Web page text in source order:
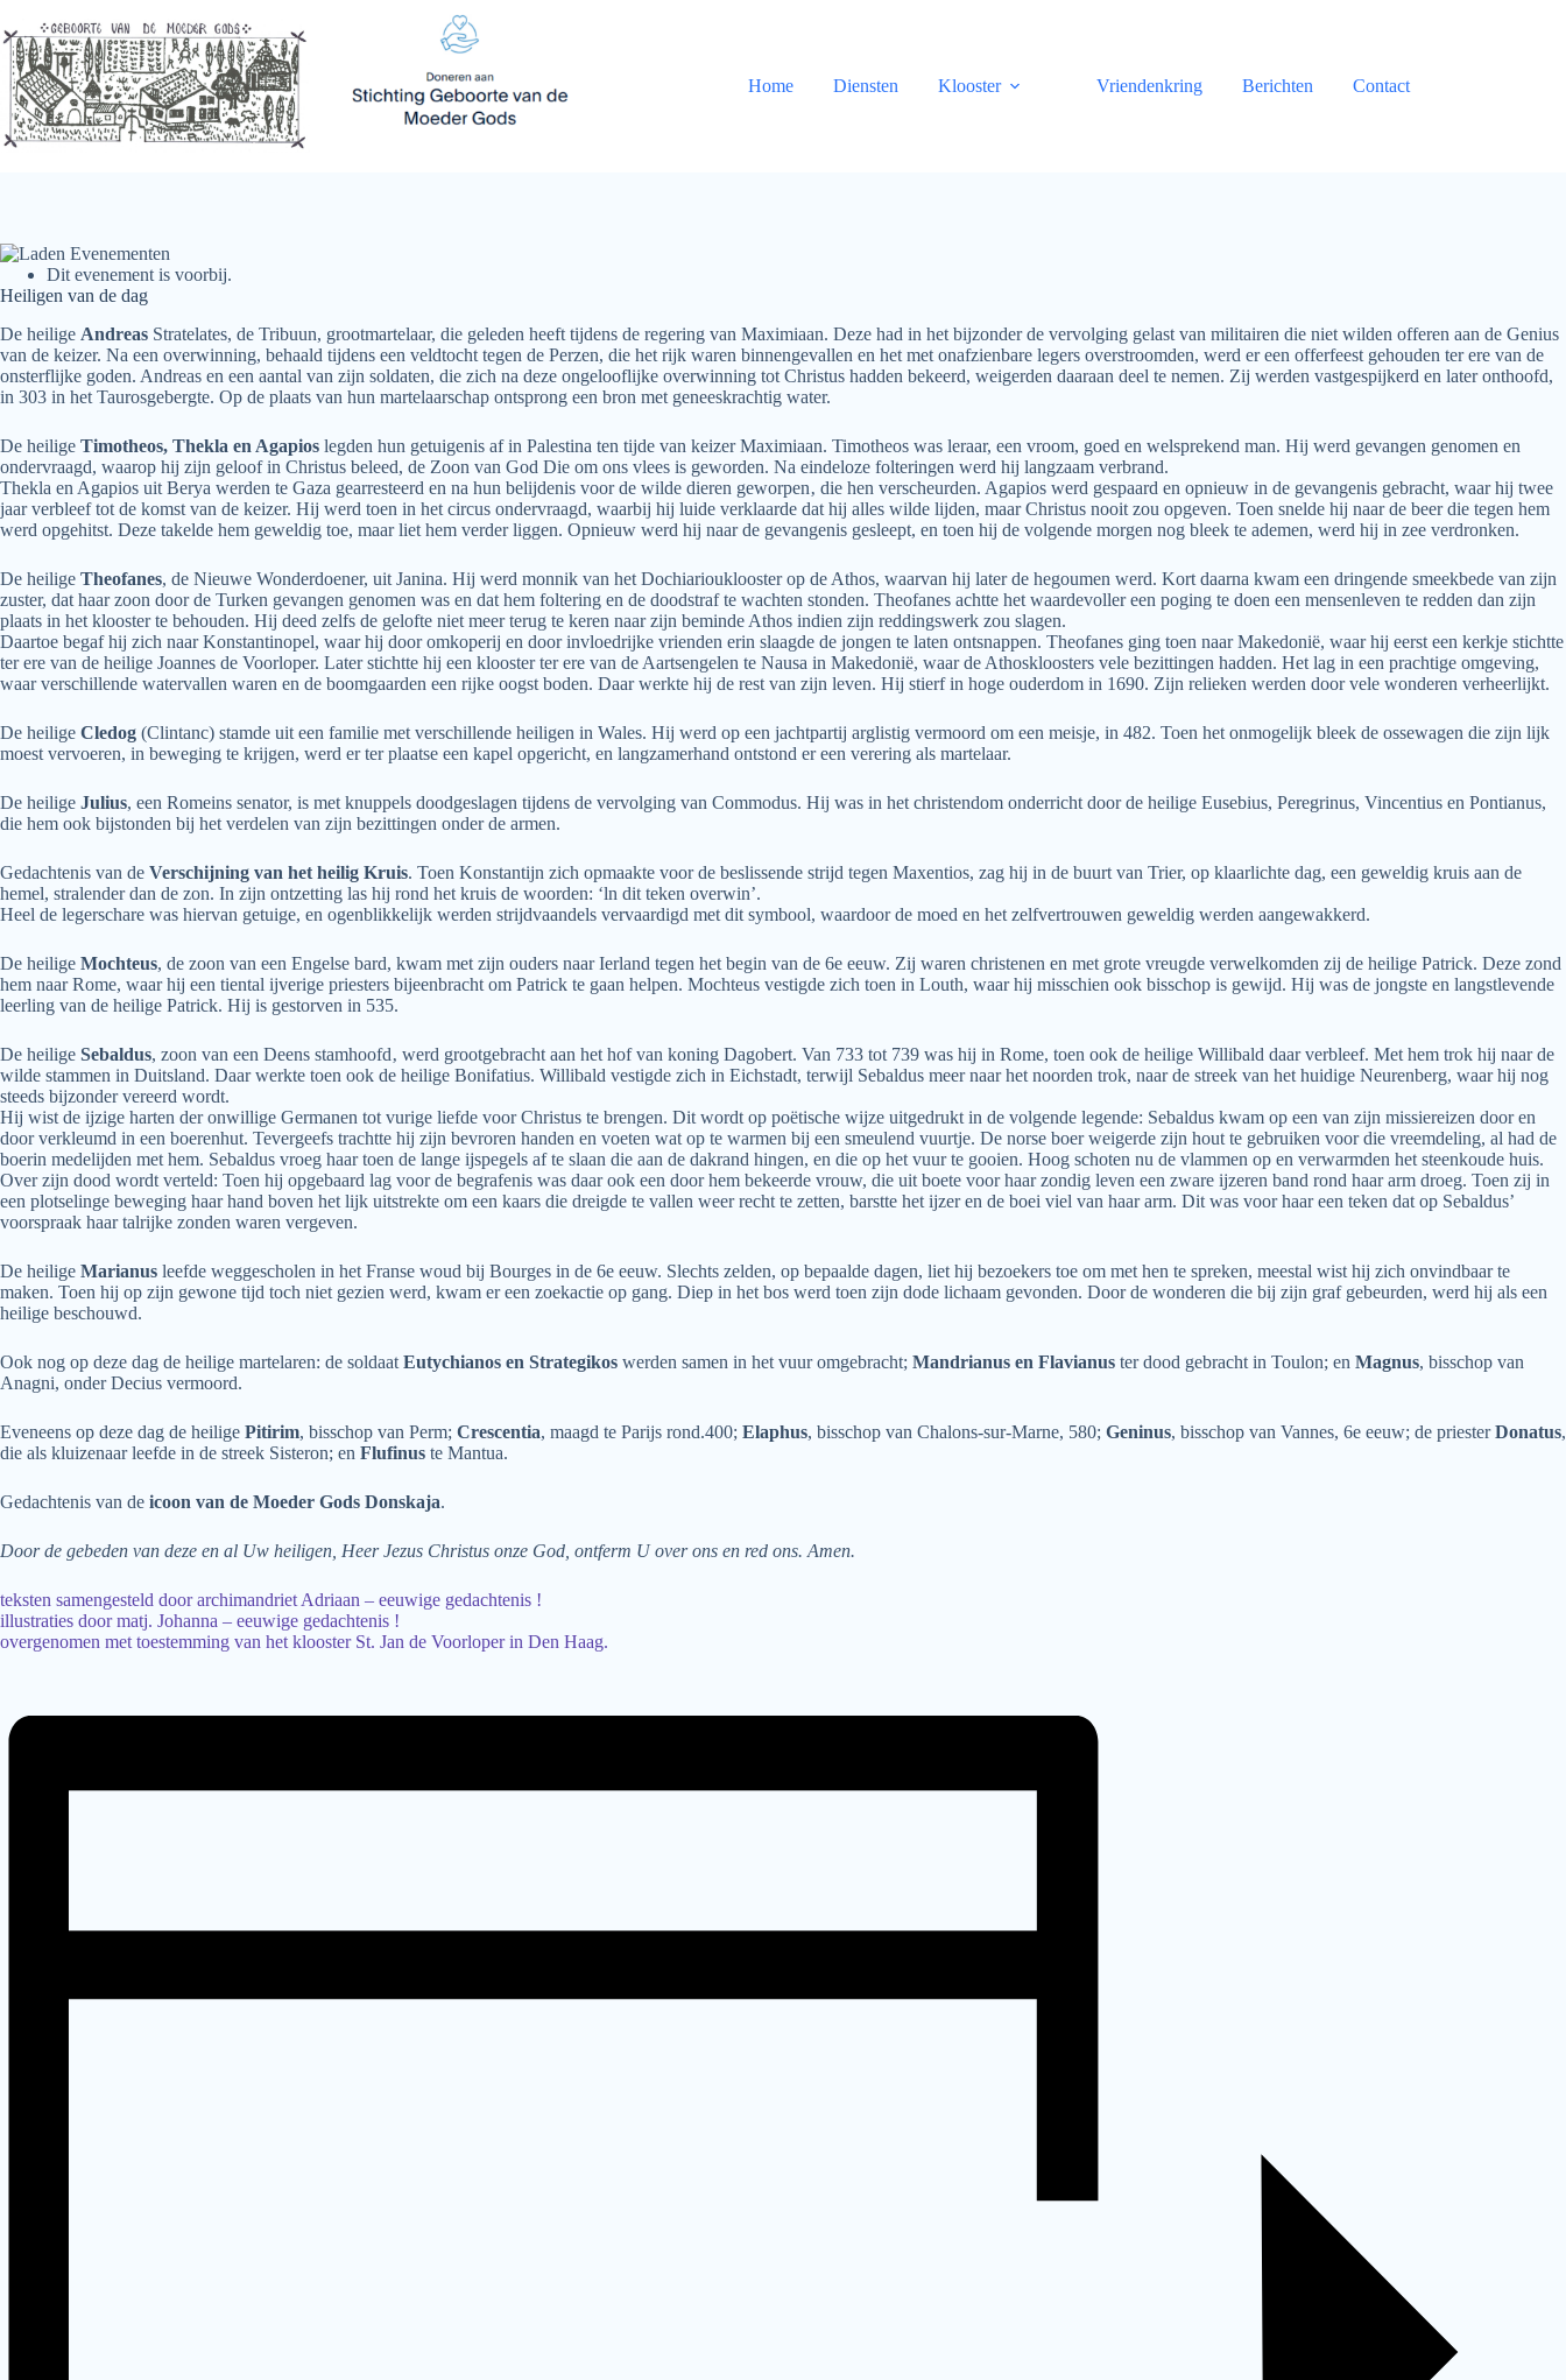
naar
de
inhoud
Home Diensten Klooster Vriendenkring Berichten Contact
Dit evenement is voorbij.
Heiligen van de dag
De heilige Andreas Stratelates, de Tribuun, grootmartelaar, die geleden heeft tijdens de regering van Maximiaan. Deze had in het bijzonder de vervolging gelast van militairen die niet wilden offeren aan de Genius
van de keizer. Na een overwinning, behaald tijdens een veldtocht tegen de Perzen, die het rijk waren binnengevallen en het met onafzienbare legers overstroomden, werd er een offerfeest gehouden ter ere van de
onsterflijke goden. Andreas en een aantal van zijn soldaten, die zich na deze ongelooflijke overwinning tot Christus hadden bekeerd, weigerden daaraan deel te nemen. Zij werden vastgespijkerd en later onthoofd,
in 303 in het Taurosgebergte. Op de plaats van hun martelaarschap ontsprong een bron met geneeskrachtig water.
De heilige Timotheos, Thekla en Agapios legden hun getuigenis af in Palestina ten tijde van keizer Maximiaan. Timotheos was leraar, een vroom, goed en welsprekend man. Hij werd gevangen genomen en
ondervraagd, waarop hij zijn geloof in Christus beleed, de Zoon van God Die om ons vlees is geworden. Na eindeloze folteringen werd hij langzaam verbrand.
Thekla en Agapios uit Berya werden te Gaza gearresteerd en na hun belijdenis voor de wilde dieren geworpen‚ die hen verscheurden. Agapios werd gespaard en opnieuw in de gevangenis gebracht, waar hij twee
jaar verbleef tot de komst van de keizer. Hij werd toen in het circus ondervraagd, waarbij hij luide verklaarde dat hij alles wilde lijden, maar Christus nooit zou opgeven. Toen snelde hij naar de beer die tegen hem
werd opgehitst. Deze takelde hem geweldig toe, maar liet hem verder liggen. Opnieuw werd hij naar de gevangenis gesleept, en toen hij de volgende morgen nog bleek te ademen, werd hij in zee verdronken.
De heilige Theofanes, de Nieuwe Wonderdoener, uit Janina. Hij werd monnik van het Dochiariouklooster op de Athos, waarvan hij later de hegoumen werd. Kort daarna kwam een dringende smeekbede van zijn
zuster, dat haar zoon door de Turken gevangen genomen was en dat hem foltering en de doodstraf te wachten stonden. Theofanes achtte het waardevoller een poging te doen een mensenleven te redden dan zijn
plaats in het klooster te behouden. Hij deed zelfs de gelofte niet meer terug te keren naar zijn beminde Athos indien zijn reddingswerk zou slagen.
Daartoe begaf hij zich naar Konstantinopel, waar hij door omkoperij en door invloedrijke vrienden erin slaagde de jongen te laten ontsnappen. Theofanes ging toen naar Makedonië, waar hij eerst een kerkje stichtte
ter ere van de heilige Joannes de Voorloper. Later stichtte hij een klooster ter ere van de Aartsengelen te Nausa in Makedonië, waar de Athoskloosters vele bezittingen hadden. Het lag in een prachtige omgeving,
waar verschillende watervallen waren en de boomgaarden een rijke oogst boden. Daar werkte hij de rest van zijn leven. Hij stierf in hoge ouderdom in 1690. Zijn relieken werden door vele wonderen verheerlijkt.
De heilige Cledog (Clintanc) stamde uit een familie met verschillende heiligen in Wales. Hij werd op een jachtpartij arglistig vermoord om een meisje, in 482. Toen het onmogelijk bleek de ossewagen die zijn lijk
moest vervoeren, in beweging te krijgen, werd er ter plaatse een kapel opgericht, en langzamerhand ontstond er een verering als martelaar.
De heilige Julius, een Romeins senator, is met knuppels doodgeslagen tijdens de vervolging van Commodus. Hij was in het christendom onderricht door de heilige Eusebius, Peregrinus, Vincentius en Pontianus,
die hem ook bijstonden bij het verdelen van zijn bezittingen onder de armen.
Gedachtenis van de Verschijning van het heilig Kruis. Toen Konstantijn zich opmaakte voor de beslissende strijd tegen Maxentios, zag hij in de buurt van Trier, op klaarlichte dag, een geweldig kruis aan de
hemel, stralender dan de zon. In zijn ontzetting las hij rond het kruis de woorden: ‘ln dit teken overwin’.
Heel de legerschare was hiervan getuige, en ogenblikkelijk werden strijdvaandels vervaardigd met dit symbool, waardoor de moed en het zelfvertrouwen geweldig werden aangewakkerd.
De heilige Mochteus, de zoon van een Engelse bard, kwam met zijn ouders naar Ierland tegen het begin van de 6e eeuw. Zij waren christenen en met grote vreugde verwelkomden zij de heilige Patrick. Deze zond
hem naar Rome, waar hij een tiental ijverige priesters bijeenbracht om Patrick te gaan helpen. Mochteus vestigde zich toen in Louth, waar hij misschien ook bisschop is gewijd. Hij was de jongste en langstlevende
leerling van de heilige Patrick. Hij is gestorven in 535.
De heilige Sebaldus, zoon van een Deens stamhoofd‚ werd grootgebracht aan het hof van koning Dagobert. Van 733 tot 739 was hij in Rome, toen ook de heilige Willibald daar verbleef. Met hem trok hij naar de
wilde stammen in Duitsland. Daar werkte toen ook de heilige Bonifatius. Willibald vestigde zich in Eichstadt, terwijl Sebaldus meer naar het noorden trok, naar de streek van het huidige Neurenberg, waar hij nog
steeds bijzonder vereerd wordt.
Hij wist de ijzige harten der onwillige Germanen tot vurige liefde voor Christus te brengen. Dit wordt op poëtische wijze uitgedrukt in de volgende legende: Sebaldus kwam op een van zijn missiereizen door en
door verkleumd in een boerenhut. Tevergeefs trachtte hij zijn bevroren handen en voeten wat op te warmen bij een smeulend vuurtje. De norse boer weigerde zijn hout te gebruiken voor die vreemdeling, al had de
boerin medelijden met hem. Sebaldus vroeg haar toen de lange ijspegels af te slaan die aan de dakrand hingen, en die op het vuur te gooien. Hoog schoten nu de vlammen op en verwarmden het steenkoude huis.
Over zijn dood wordt verteld: Toen hij opgebaard lag voor de begrafenis was daar ook een door hem bekeerde vrouw, die uit boete voor haar zondig leven een zware ijzeren band rond haar arm droeg. Toen zij in
een plotselinge beweging haar hand boven het lijk uitstrekte om een kaars die dreigde te vallen weer recht te zetten, barstte het ijzer en de boei viel van haar arm. Dit was voor haar een teken dat op Sebaldus’
voorspraak haar talrijke zonden waren vergeven.
De heilige Marianus leefde weggescholen in het Franse woud bij Bourges in de 6e eeuw. Slechts zelden, op bepaalde dagen, liet hij bezoekers toe om met hen te spreken, meestal wist hij zich onvindbaar te
maken. Toen hij op zijn gewone tijd toch niet gezien werd, kwam er een zoekactie op gang. Diep in het bos werd toen zijn dode lichaam gevonden. Door de wonderen die bij zijn graf gebeurden, werd hij als een
heilige beschouwd.
Ook nog op deze dag de heilige martelaren: de soldaat Eutychianos en Strategikos werden samen in het vuur omgebracht; Mandrianus en Flavianus ter dood gebracht in Toulon; en Magnus, bisschop van
Anagni, onder Decius vermoord.
Eveneens op deze dag de heilige Pitirim, bisschop van Perm; Crescentia, maagd te Parijs rond.400; Elaphus, bisschop van Chalons-sur-Marne, 580; Geninus, bisschop van Vannes, 6e eeuw; de priesterDonatus,
die als kluizenaar leefde in de streek Sisteron; en Flufinus te Mantua.
Gedachtenis van de icoon van de Moeder Gods Donskaja.
Door de gebeden van deze en al Uw heiligen, Heer Jezus Christus onze God, ontferm U over ons en red ons. Amen.
teksten samengesteld door archimandriet Adriaan – eeuwige gedachtenis !
illustraties door matj. Johanna – eeuwige gedachtenis !
overgenomen met toestemming van het klooster St. Jan de Voorloper in Den Haag.